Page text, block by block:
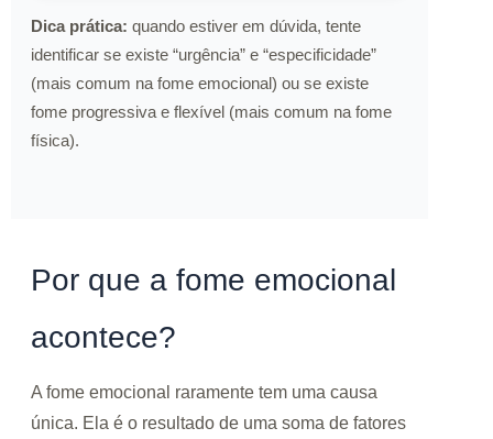
Dica prática: quando estiver em dúvida, tente
identificar se existe “urgência” e “especificidade”
(mais comum na fome emocional) ou se existe
fome progressiva e flexível (mais comum na fome
física).
Por que a fome emocional
acontece?
A fome emocional raramente tem uma causa
única. Ela é o resultado de uma soma de fatores